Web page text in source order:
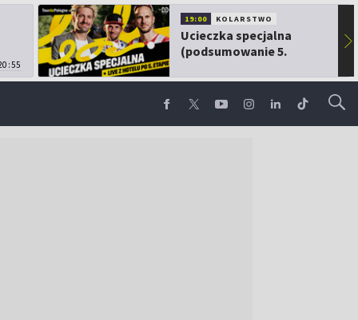
19:00 KOLARSTWO
Ucieczka specjalna
(podsumowanie 5.
▶